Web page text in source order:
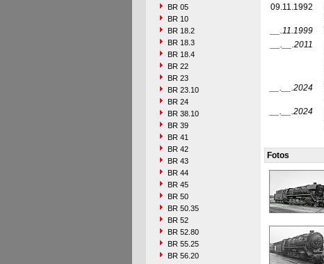
BR 05
BR 10
BR 18.2
BR 18.3
BR 18.4
BR 22
BR 23
BR 23.10
BR 24
BR 38.10
BR 39
BR 41
BR 42
BR 43
BR 44
BR 45
BR 50
BR 50.35
BR 52
BR 52.80
BR 55.25
BR 56.20
09.11.1992
__.11.1999
__.__.2011
__.__.2024
__.__.2024
Fotos